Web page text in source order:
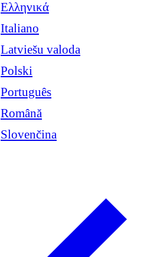
Ελληνικά
Italiano
Latviešu valoda
Polski
Português
Română
Slovenčina